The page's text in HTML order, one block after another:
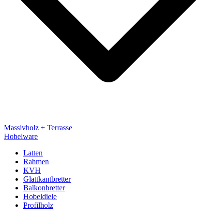
Massivholz + Terrasse
Hobelware
Latten
Rahmen
KVH
Glattkantbretter
Balkonbretter
Hobeldiele
Profilholz